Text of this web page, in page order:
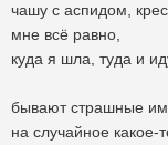
чашу с аспидом,
мне всё равно,
куда я шла, туда и
бывают страшные
на случайное какое-